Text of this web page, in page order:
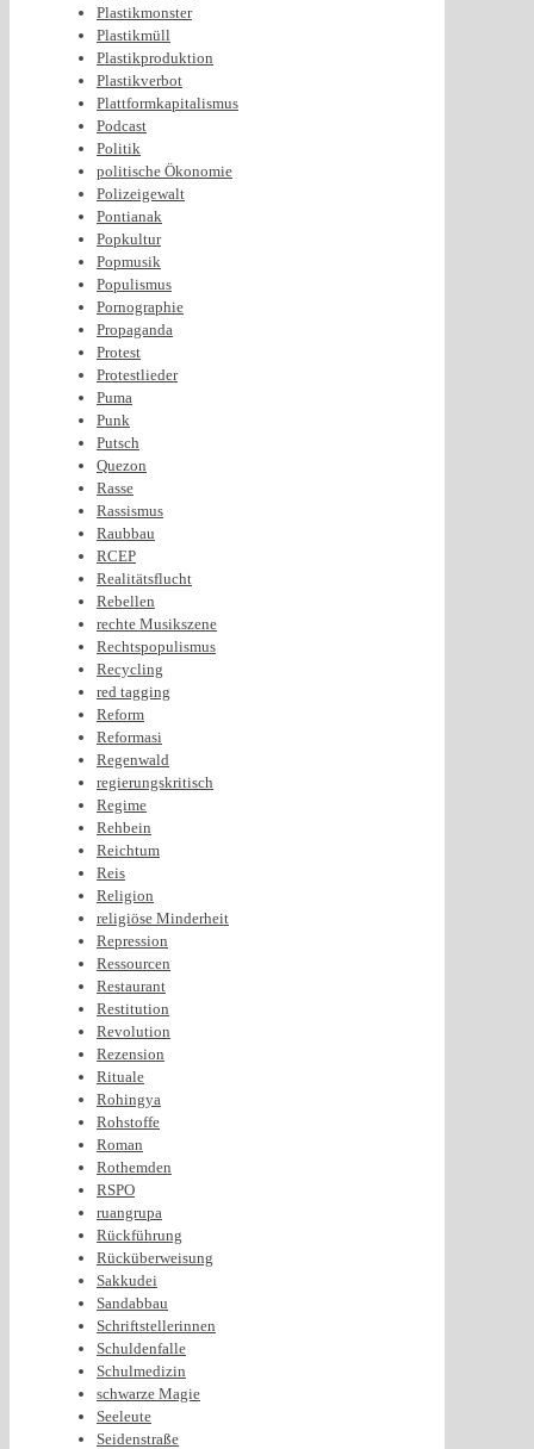
Plastikmonster
Plastikmüll
Plastikproduktion
Plastikverbot
Plattformkapitalismus
Podcast
Politik
politische Ökonomie
Polizeigewalt
Pontianak
Popkultur
Popmusik
Populismus
Pornographie
Propaganda
Protest
Protestlieder
Puma
Punk
Putsch
Quezon
Rasse
Rassismus
Raubbau
RCEP
Realitätsflucht
Rebellen
rechte Musikszene
Rechtspopulismus
Recycling
red tagging
Reform
Reformasi
Regenwald
regierungskritisch
Regime
Rehbein
Reichtum
Reis
Religion
religiöse Minderheit
Repression
Ressourcen
Restaurant
Restitution
Revolution
Rezension
Rituale
Rohingya
Rohstoffe
Roman
Rothemden
RSPO
ruangrupa
Rückführung
Rücküberweisung
Sakkudei
Sandabbau
Schriftstellerinnen
Schuldenfalle
Schulmedizin
schwarze Magie
Seeleute
Seidenstraße